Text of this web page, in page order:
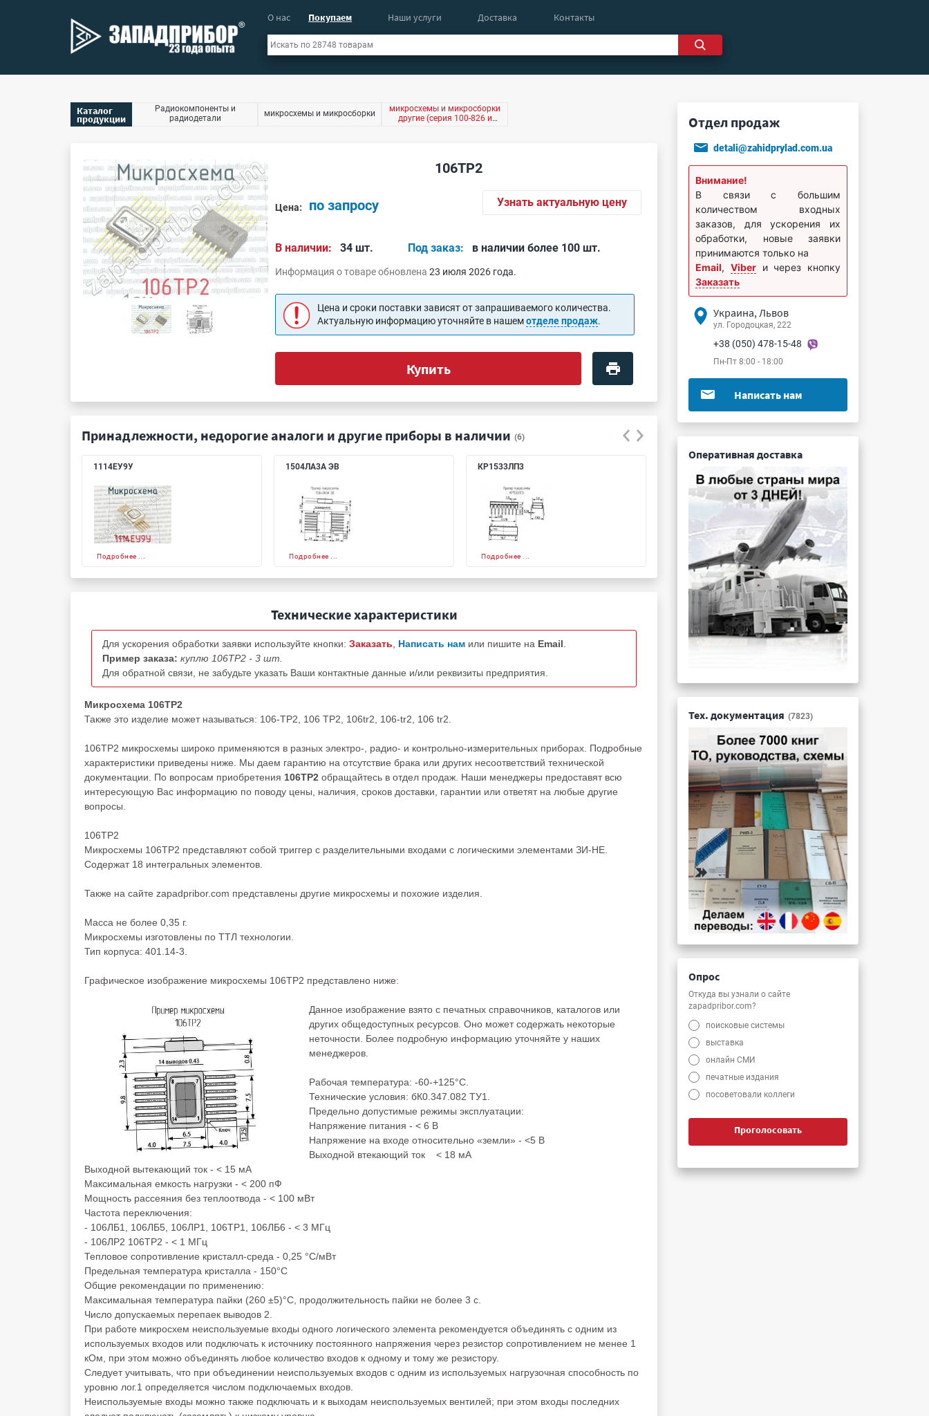
О нас Покупаем Наши услуги Доставка Контакты
Каталог
продукции
Радиокомпоненты и
радиодетали
микросхемы и микросборки
микросхемы и микросборки
другие (серия 100-826 и
106ТР2
Цена: по запросу Узнать актуальную цену
В наличии: 34 шт. Под заказ: в наличии более 100 шт.
Информация о товаре обновлена23 июля 2026 года.
Цена и сроки поставки зависят от запрашиваемого количества.
Актуальную информацию уточняйте в нашемотделе продаж.
Купить
Принадлежности, недорогие аналоги и другие приборы в наличии (6)
1114ЕУ9У
Подробнее ...
1504ЛА3А ЭВ
Подробнее ...
КР1533ЛП3
Подробнее ... Подробнее ...
Технические характеристики
Для ускорения обработки заявки используйте кнопки: Заказать Написать нам или пишите на Email
Пример заказа: куплю 106ТР2 - 3 шт.
Для обратной связи, не забудьте указать Ваши контактные данные и/или реквизиты предприятия.
Микросхема 106ТР2
Также это изделие может называться: 106-ТР2, 106 ТР2, 106tr2, 106-tr2, 106 tr2.
106ТР2 микросхемы широко применяются в разных электро-, радио- и контрольно-измерительных приборах. Подробные
характеристики приведены ниже. Мы даем гарантию на отсутствие брака или других несоответствий технической
документации. По вопросам приобретения 106ТР2 обращайтесь в отдел продаж. Наши менеджеры предоставят всю
интересующую Вас информацию по поводу цены, наличия, сроков доставки, гарантии или ответят на любые другие
вопросы.
106ТР2
Микросхемы 106ТР2 представляют собой триггер с разделительными входами с логическими элементами ЗИ-НЕ.
Содержат 18 интегральных элементов.
Также на сайте zapadpribor.com представлены другие микросхемы и похожие изделия.
Масса не более 0,35 г.
Микросхемы изготовлены по ТТЛ технологии.
Тип корпуса: 401.14-3.
Графическое изображение микросхемы 106ТР2 представлено ниже:
Данное изображение взято с печатных справочников, каталогов или
других общедоступных ресурсов. Оно может содержать некоторые
неточности. Более подробную информацию уточняйте у наших
менеджеров.
Рабочая температура: -60-+125°С.
Технические условия: бК0.347.082 ТУ1.
Предельно допустимые режимы эксплуатации:
Напряжение питания - < 6 В
Напряжение на входе относительно «земли» - <5 В
Выходной втекающий ток < 18 мА
Выходной вытекающий ток - < 15 мА
Максимальная емкость нагрузки - < 200 пФ
Мощность рассеяния без теплоотвода - < 100 мВт
Частота переключения:
- 106ЛБ1, 106ЛБ5, 106ЛР1, 106ТР1, 106ЛБ6 - < 3 МГц
- 106ЛР2 106ТР2 - < 1 МГц
Тепловое сопротивление кристалл-среда - 0,25 °С/мВт
Предельная температура кристалла - 150°С
Общие рекомендации по применению:
Максимальная температура пайки (260 ±5)°С, продолжительность пайки не более 3 с.
Число допускаемых перепаек выводов 2.
При работе микросхем неиспользуемые входы одного логического элемента рекомендуется объединять с одним из
используемых входов или подключать к источнику постоянного напряжения через резистор сопротивлением не менее 1
кОм, при этом можно объединять любое количество входов к одному и тому же резистору.
Следует учитывать, что при объединении неиспользуемых входов с одним из используемых нагрузочная способность по
уровню лог.1 определяется числом подключаемых входов.
Неиспользуемые входы можно также подключать и к выходам неиспользуемых вентилей; при этом входы последних
Отдел продаж
detali@zahidprylad.com.ua
Внимание!
В связи с большим
количеством входных
заказов, для ускорения их
обработки, новые заявки
принимаются только на
Email, Viberи через кнопку
Заказать
Украина, Львов
ул. Городоцкая, 222
+38 (050) 478-15-48
Пн-Пт 8:00 - 18:00
Написать нам
Оперативная доставка
Тех. документация (7823)
Опрос
Откуда вы узнали о сайте
zapadpribor.com?
поисковые системы
выставка
онлайн СМИ
печатные издания
посоветовали коллеги
Проголосовать